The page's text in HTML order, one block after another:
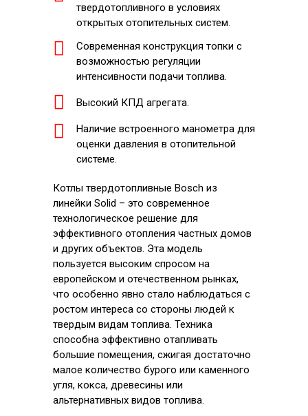
твердотопливного в условиях
открытых отопительных систем.
Современная конструкция топки с
возможностью регуляции
интенсивности подачи топлива.
Высокий КПД агрегата.
Наличие встроенного манометра для
оценки давления в отопительной
системе.
Котлы твердотопливные Bosch из
линейки Solid – это современное
технологическое решение для
эффективного отопления частных домов
и других объектов. Эта модель
пользуется высоким спросом на
европейском и отечественном рынках,
что особенно явно стало наблюдаться с
ростом интереса со стороны людей к
твердым видам топлива. Техника
способна эффективно отапливать
большие помещения, сжигая достаточно
малое количество бурого или каменного
угля, кокса, древесины или
альтернативных видов топлива.